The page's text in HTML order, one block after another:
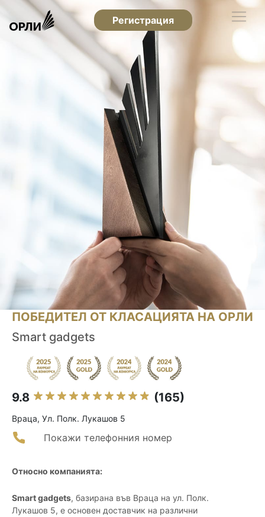
Регистрация
ПОБЕДИТЕЛ ОТ КЛАСАЦИЯТА НА ОРЛИ
Smart gadgets
9.8 (165)
Враца, Ул. Полк. Лукашов 5
Покажи телефонния номер
Относно компанията:
Smart gadgets, базирана във Враца на ул. Полк.
Лукашов 5, е основен доставчик на различни